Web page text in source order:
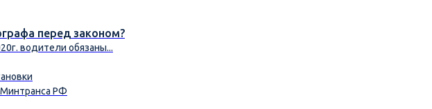
перед законом?
водители обязаны...
Минтранса РФ